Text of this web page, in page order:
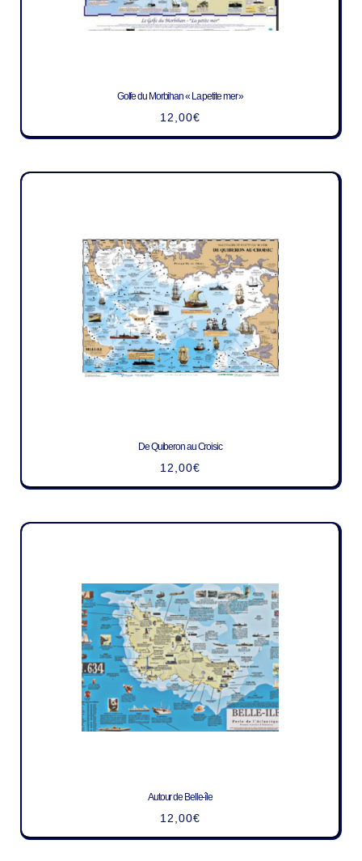
Golfe du Morbihan « La petite mer »
12,00€
De Quiberon au Croisic
12,00€
Autour de Belle-île
12,00€